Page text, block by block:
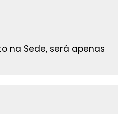
na Sede, será apenas